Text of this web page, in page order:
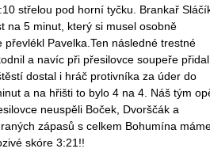
střelou pod horní tyčku. Brankař
na 5 minut, který si musel osobně
Pavelka.Ten následné trestné
a navíc při přesilovce soupeře
dostal i hráč protivníka za úder do
a na hřišti to bylo 4 na 4. Náš tým
neuspěli Boček, Dvorščák a
zápasů s celkem Bohumína
skóre 3:21!!